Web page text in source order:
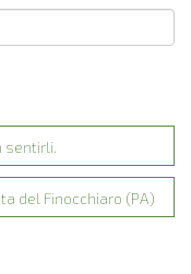
sentirli.
del Finocchiaro (PA)